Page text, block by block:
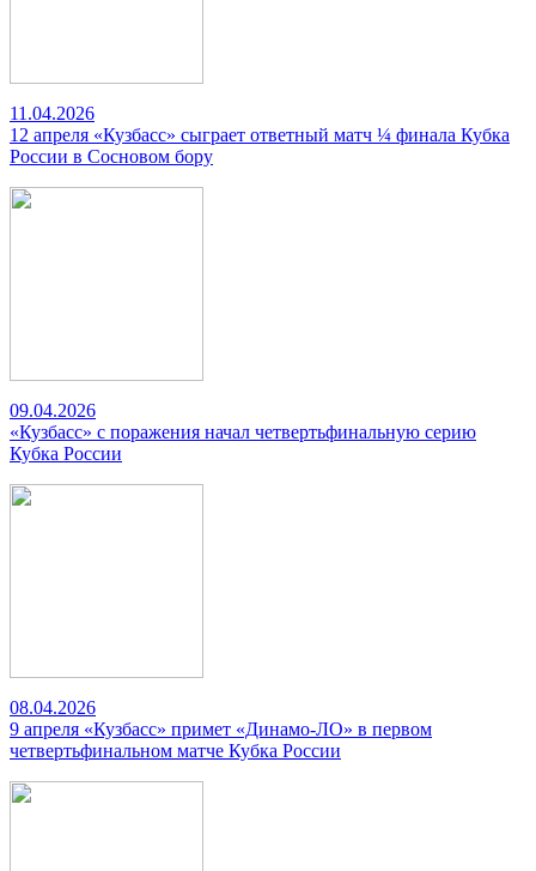
11.04.2026
12 апреля «Кузбасс» сыграет ответный матч ¼ финала Кубка
России в Сосновом бору
09.04.2026
«Кузбасс» с поражения начал четвертьфинальную серию
Кубка России
08.04.2026
9 апреля «Кузбасс» примет «Динамо-ЛО» в первом
четвертьфинальном матче Кубка России